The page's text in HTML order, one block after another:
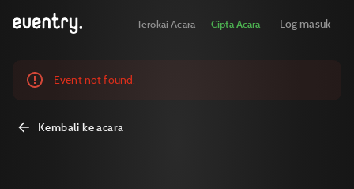
Terokai Acara Cipta Acara Log masuk
Event not found.
Kembali ke acara